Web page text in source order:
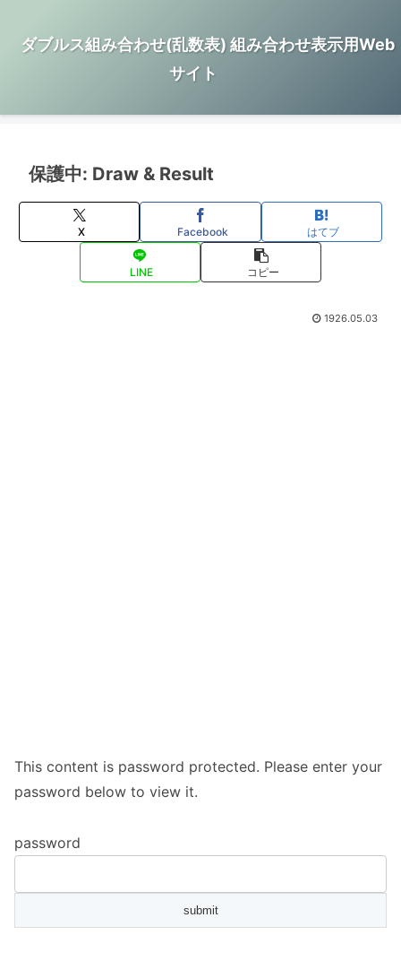
ダブルス組み合わせ(乱数表) 組み合わせ表示用Web
サイト
保護中: Draw & Result
X Facebook はてブ
LINE コピー
1926.05.03
This content is password protected. Please enter your
password below to view it.
password